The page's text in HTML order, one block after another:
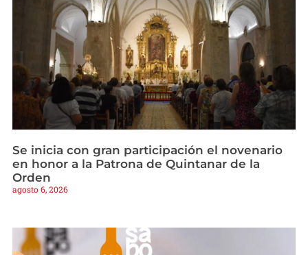
Se inicia con gran participación el novenario
en honor a la Patrona de Quintanar de la
Orden
agosto 6, 2026